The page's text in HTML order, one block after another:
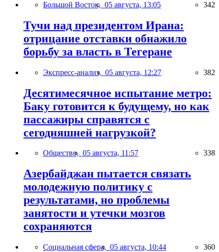
Большой Восток, 05 августа, 13:05 342
Тучи над президентом Ирана:
отрицание отставки обнажило
борьбу за власть в Тегеране
Экспресс-анализ, 05 августа, 12:27 382
Десятимесячное испытание метро:
Баку готовится к будущему, но как
пассажиры справятся с
сегодняшней нагрузкой?
Общество, 05 августа, 11:57 338
Азербайджан пытается связать
молодежную политику с
результатами, но проблемы
занятости и утечки мозгов
сохраняются
Социальная сфера, 05 августа, 10:44 360